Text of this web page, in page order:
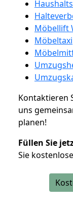
Möbellift
Möbeltaxi
Kontaktieren
uns
planen!
Füllen Sie
Sie